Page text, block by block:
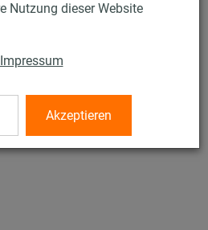
Nutzung dieser Website
Impressum
Akzeptieren
11 / 77
K, mit Dichtung, 4,8 x 20 mm, mit
ETA-11/0174